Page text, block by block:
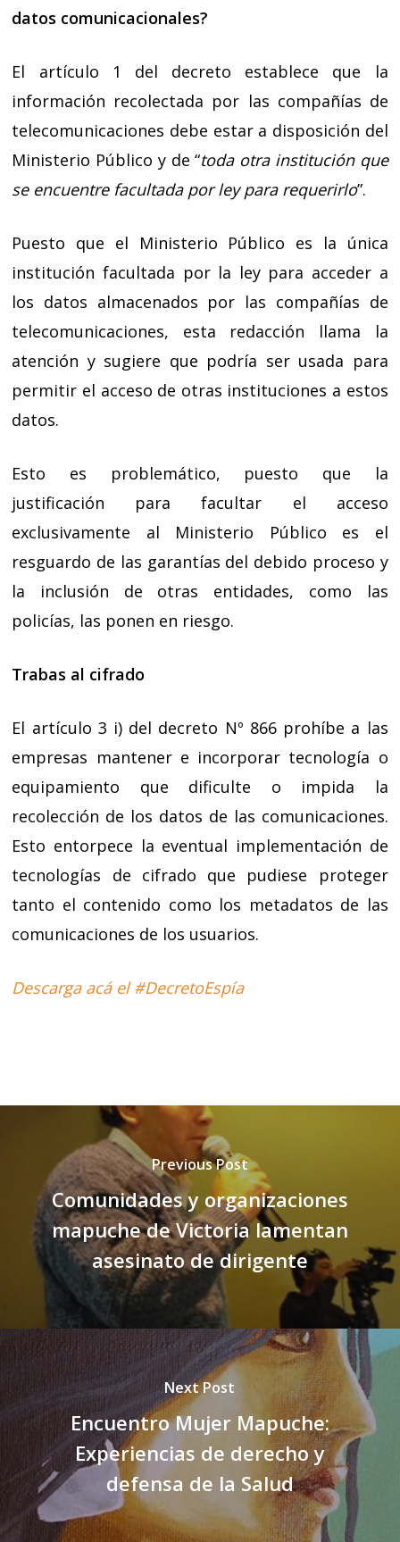
datos comunicacionales?
El artículo 1 del decreto establece que la
información recolectada por las compañías de
telecomunicaciones debe estar a disposición del
Ministerio Público y de “toda otra institución que
se encuentre facultada por ley para requerirlo”.
Puesto que el Ministerio Público es la única
institución facultada por la ley para acceder a
los datos almacenados por las compañías de
telecomunicaciones, esta redacción llama la
atención y sugiere que podría ser usada para
permitir el acceso de otras instituciones a estos
datos.
Esto es problemático, puesto que la
justificación para facultar el acceso
exclusivamente al Ministerio Público es el
resguardo de las garantías del debido proceso y
la inclusión de otras entidades, como las
policías, las ponen en riesgo.
Trabas al cifrado
El artículo 3 i) del decreto Nº 866 prohíbe a las
empresas mantener e incorporar tecnología o
equipamiento que dificulte o impida la
recolección de los datos de las comunicaciones.
Esto entorpece la eventual implementación de
tecnologías de cifrado que pudiese proteger
tanto el contenido como los metadatos de las
comunicaciones de los usuarios.
Descarga acá el #DecretoEspía
Previous Post
Comunidades y organizaciones
mapuche de Victoria lamentan
asesinato de dirigente
Next Post
Encuentro Mujer Mapuche:
Experiencias de derecho y
defensa de la Salud